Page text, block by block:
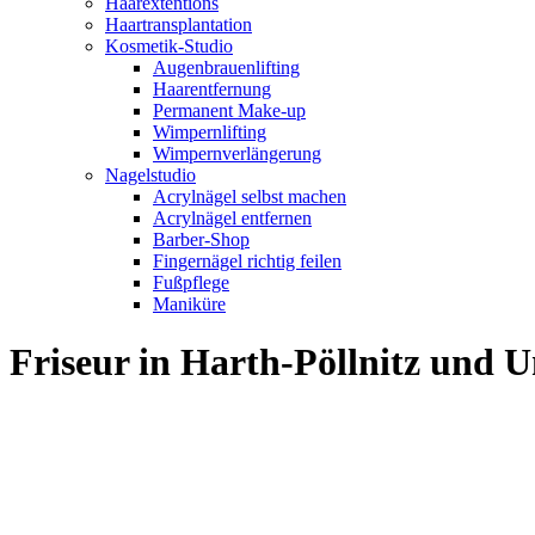
Haartransplantation
Kosmetik-Studio
Augenbrauenlifting
Haarentfernung
Permanent Make-up
Wimpernlifting
Wimpernverlängerung
Nagelstudio
Acrylnägel selbst machen
Acrylnägel entfernen
Barber-Shop
Fingernägel richtig feilen
Fußpflege
Maniküre
Friseur in Harth-Pöllnitz und